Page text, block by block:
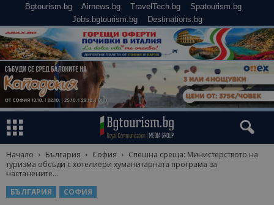
Bgtourism.bg Airnews.bg TravelTech.bg
Spatourism.bg
Jobs.bgtourism.bg
Destinations.bg
Начало България София
Спешна среща: Министерството на
туризма обсъди с хотелиери хуманитарната програма за
настанените...
БЪЛГАРИЯ
СОФИЯ